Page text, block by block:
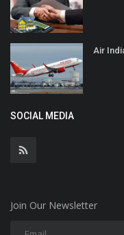
Air
SOCIAL MEDIA
Join Our Newsletter